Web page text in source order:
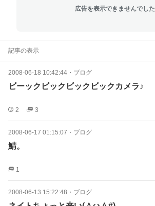
広告を表示できませんでした
記事の表示
2008-06-18 10:42:44 ・ ブログ
ビーックビックビックビックカメラ♪
2 3
2008-06-17 01:15:07 ・ ブログ
鯖。
1
2008-06-13 15:22:48 ・ ブログ